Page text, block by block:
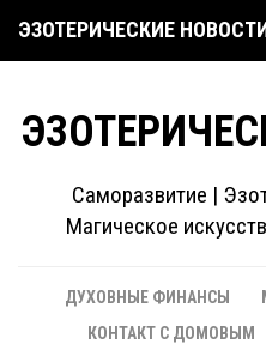
ЭЗОТЕРИЧЕСКИЕ
Саморазвитие |
Магическое
ДУХОВНЫЕ ФИНАНСЫ
КОНТАКТ С ДОМОВЫМ